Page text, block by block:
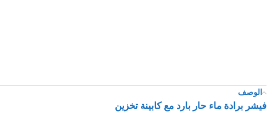
الوصف
فيشر برادة ماء حار بارد مع كابينة تخزين